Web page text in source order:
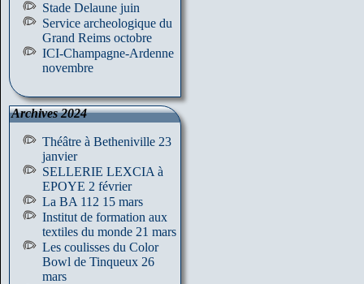
Stade Delaune juin
Service archeologique du
Grand Reims octobre
ICI-Champagne-Ardenne
novembre
Archives 2024
Théâtre à Betheniville 23
janvier
SELLERIE LEXCIA à
EPOYE 2 février
La BA 112 15 mars
Institut de formation aux
textiles du monde 21 mars
Les coulisses du Color
Bowl de Tinqueux 26
mars